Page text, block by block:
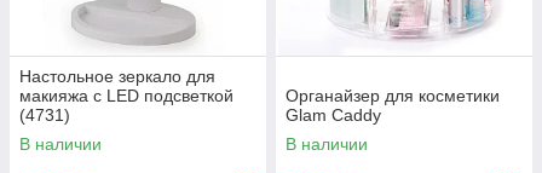
Настольное зеркало для
макияжа с LED подсветкой
(4731)
В наличии
Органайзер для косметики
Glam Caddy
В наличии